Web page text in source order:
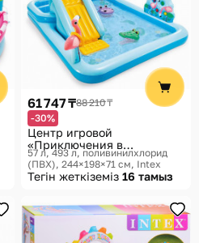
61 747 ₸88 210 ₸
-30%
Центр игровой
«Приключения в
джунглях»
57 л, 493 л, поливинилхлорид
(ПВХ), 244×198×71 см Intex
Тегін жеткіземіз 16 тамыз